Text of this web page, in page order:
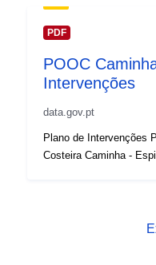
PDF
POOC
Intervenções
data.gov.pt
Plano de Intervenções
Costeira Caminha -